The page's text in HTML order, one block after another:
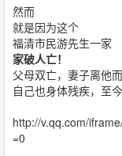
然而
就是因为这个
福清市民游先生一家
家破人亡！
父母双亡，妻子离他而
自己也身体残疾，至
http://v.qq.com/
=0